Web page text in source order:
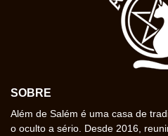
SOBRE
Além de Salém é uma casa de
o oculto a sério. Desde 2016,